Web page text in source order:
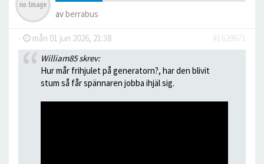
avberrabus
- mån 01 jun 2026, 21:38
#1629671
William85 skrev:
Hur mår frihjulet på generatorn?, har den blivit
stum så får spännaren jobba ihjäl sig.